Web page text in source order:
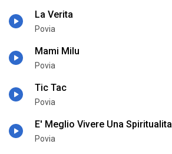
La Verita
Povia
Mami Milu
Povia
Tic Tac
Povia
E' Meglio Vivere Una Spiritualita
Povia